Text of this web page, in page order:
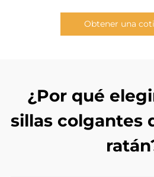
Obtener una
¿Por qué
sillas colgantes